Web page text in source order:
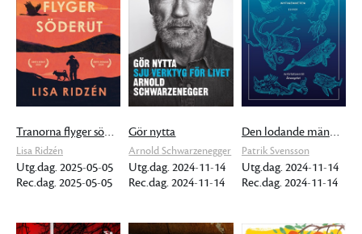
Tranorna flyger söderut
Lisa Ridzén
Utg.dag. 2025-05-05
Rec.dag. 2025-05-05
Gör nytta
Arnold Schwarzenegger
Utg.dag. 2024-11-14
Rec.dag. 2024-11-14
Den lodande människan
Patrik Svensson
Utg.dag. 2024-11-14
Rec.dag. 2024-11-14